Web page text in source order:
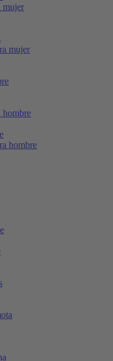
mujer
mujer
hombre
hombre